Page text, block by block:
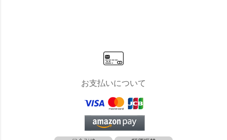
ック グレー
トープ テラ
ト
お支払いについて